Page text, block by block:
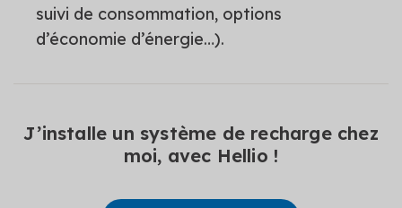
suivi de consommation, options
d’économie d’énergie…).
J’installe un système de recharge chez
moi, avec Hellio !